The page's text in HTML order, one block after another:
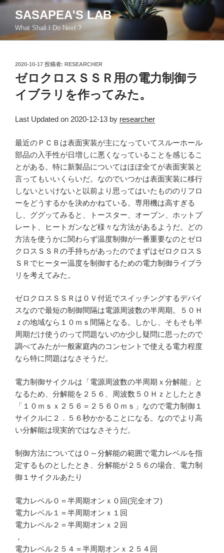
コ
ン
SASAPEA'S LAB
What Shall I Do Next ?
投
稿
日:
2020-10-17 投稿者: RESEARCHER
ゼロクロスＳＳＲ用の電力制御ラ
イブラリを作ってみた。
Last Updated on 2020-12-13 by researcher
最近のＰＣＢは表面実装が主になっていてスルーホール
部品の入手性が日増しに悪くなっていることを感じるこ
とがある。特に新製品についてはほぼ全てが表面実装と
言ってもいいくらいだ。なのでいつかは表面実装に移行
しないといけないと以前より思ってはいたもののリフロ
ーをどうするかを決めかねている。専用機は高すぎる
し、ググッてみると、トースター、オーブン、ホットプ
レート、ヒートガンなど様々な方法があるようだ。どの
方法を使うかに関わらず温度制御が一番重要なのとゼロ
クロスＳＳＲの手持ちがあったのでまずはゼロクロスＳ
ＳＲでヒーター温度を制御するための電力制御ライブラ
リを考えてみた。
ゼロクロスＳＳＲは０Ｖ付近でスイッチングするデバイ
スなので最短の制御間隔は電源周波数の半周期。５０Ｈ
ｚの地域なら１０ｍｓ間隔となる。しかし、そもそも半
周期だけ使うのって問題ないのか少し疑問に思ったので
調べてみたが一般家庭内のコンセントで使える電力程度
なら特に問題はなさそうだ。
電力制御サイクルは「電源周波数の半周期ｘ分解能」と
なるため、分解能を２５６、周波数５０Ｈｚとしたとき
「１０ｍｓｘ２５６＝２５６０ｍｓ」なので電力制御１
サイクルに２．５６秒かかることになる。なのでより高
い分解能は現実的ではなさそうだ。
制御方法については０～分解能の範囲で電力レベルを指
定するものとしたとき、分解能が２５６の場合、電力制
御１サイクルあたり
電力レベル０＝半周期オンｘ０回(完全オフ)
電力レベル１＝半周期オンｘ１回
電力レベル２＝半周期オンｘ２回
，
電力レベル２５４＝半周期オンｘ２５４回